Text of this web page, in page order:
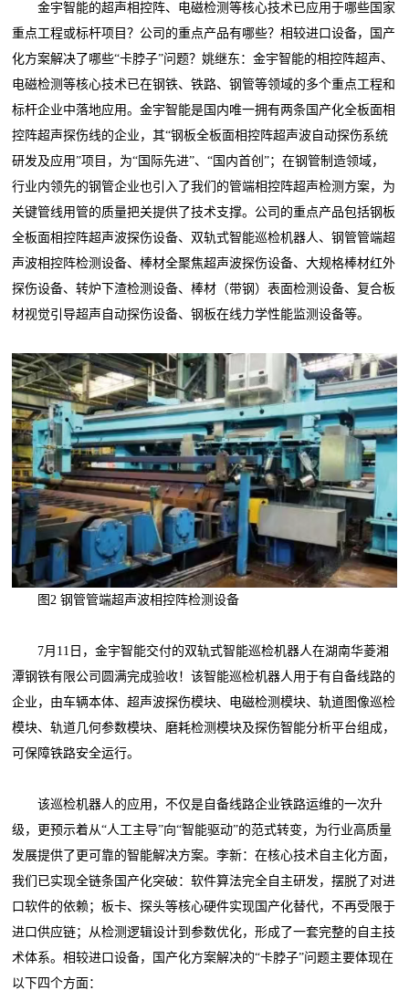
金宇智能的超声相控阵、电磁检测等核心技术已应用于哪些国家
重点工程或标杆项目？公司的重点产品有哪些？相较进口设备，国产
化方案解决了哪些“卡脖子”问题？姚继东：金宇智能的相控阵超声、
电磁检测等核心技术已在钢铁、铁路、钢管等领域的多个重点工程和
标杆企业中落地应用。金宇智能是国内唯一拥有两条国产化全板面相
控阵超声探伤线的企业，其“钢板全板面相控阵超声波自动探伤系统
研发及应用”项目，为“国际先进”、“国内首创”；在钢管制造领域，
行业内领先的钢管企业也引入了我们的管端相控阵超声检测方案，为
关键管线用管的质量把关提供了技术支撑。公司的重点产品包括钢板
全板面相控阵超声波探伤设备、双轨式智能巡检机器人、钢管管端超
声波相控阵检测设备、棒材全聚焦超声波探伤设备、大规格棒材红外
探伤设备、转炉下渣检测设备、棒材（带钢）表面检测设备、复合板
材视觉引导超声自动探伤设备、钢板在线力学性能监测设备等。
图2 钢管管端超声波相控阵检测设备
7月11日，金宇智能交付的双轨式智能巡检机器人在湖南华菱湘
潭钢铁有限公司圆满完成验收！该智能巡检机器人用于有自备线路的
企业，由车辆本体、超声波探伤模块、电磁检测模块、轨道图像巡检
模块、轨道几何参数模块、磨耗检测模块及探伤智能分析平台组成，
可保障铁路安全运行。
该巡检机器人的应用，不仅是自备线路企业铁路运维的一次升
级，更预示着从“人工主导”向“智能驱动”的范式转变，为行业高质量
发展提供了更可靠的智能解决方案。李新：在核心技术自主化方面，
我们已实现全链条国产化突破：软件算法完全自主研发，摆脱了对进
口软件的依赖；板卡、探头等核心硬件实现国产化替代，不再受限于
进口供应链；从检测逻辑设计到参数优化，形成了一套完整的自主技
术体系。相较进口设备，国产化方案解决的“卡脖子”问题主要体现在
以下四个方面：